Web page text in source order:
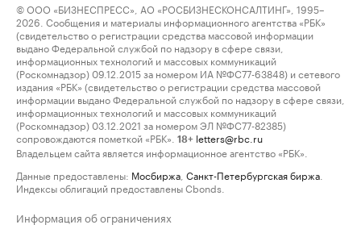
© ООО «БИЗНЕСПРЕСС», АО «РОСБИЗНЕСКОНСАЛТИНГ», 1995–
2026. Сообщения и материалы информационного агентства «РБК»
(свидетельство о регистрации средства массовой информации
выдано Федеральной службой по надзору в сфере связи,
информационных технологий и массовых коммуникаций
(Роскомнадзор) 09.12.2015 за номером ИА №ФС77-63848) и сетевого
издания «РБК» (свидетельство о регистрации средства массовой
информации выдано Федеральной службой по надзору в сфере связи,
информационных технологий и массовых коммуникаций
(Роскомнадзор) 03.12.2021 за номером ЭЛ №ФС77-82385)
сопровождаются пометкой «РБК».
18+ letters@rbc.ru
Владельцем сайта является информационное агентство «РБК».
Данные предоставлены: Мосбиржа Санкт-Петербургская биржа
Индексы облигаций предоставлены Cbonds.
Информация об ограничениях